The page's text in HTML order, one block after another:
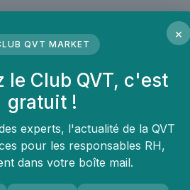
×
QVT MARKET
le Club QVT, c'est
gratuit !
experts, l'actualité de la QVT
pour les responsables RH,
dans votre boîte mail.
cookies